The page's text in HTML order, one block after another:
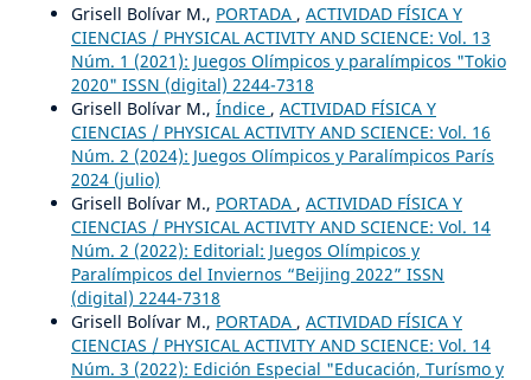
Grisell Bolívar M., PORTADA , ACTIVIDAD FÍSICA Y
CIENCIAS / PHYSICAL ACTIVITY AND SCIENCE: Vol. 13
Núm. 1 (2021): Juegos Olímpicos y paralímpicos "Tokio
2020" ISSN (digital) 2244-7318
Grisell Bolívar M., Índice , ACTIVIDAD FÍSICA Y
CIENCIAS / PHYSICAL ACTIVITY AND SCIENCE: Vol. 16
Núm. 2 (2024): Juegos Olímpicos y Paralímpicos París
2024 (julio)
Grisell Bolívar M., PORTADA , ACTIVIDAD FÍSICA Y
CIENCIAS / PHYSICAL ACTIVITY AND SCIENCE: Vol. 14
Núm. 2 (2022): Editorial: Juegos Olímpicos y
Paralímpicos del Inviernos “Beijing 2022” ISSN
(digital) 2244-7318
Grisell Bolívar M., PORTADA , ACTIVIDAD FÍSICA Y
CIENCIAS / PHYSICAL ACTIVITY AND SCIENCE: Vol. 14
Núm. 3 (2022): Edición Especial "Educación, Turísmo y